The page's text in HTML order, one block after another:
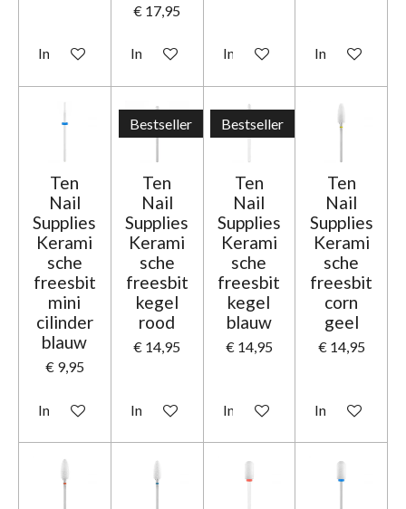
In winkelwagen
€ 17,95
In winkelwagenIn winkelwagenIn
Ten
Nail
Supplies
Kerami
sche
freesbit
mini
cilinder
blauw
€ 9,95
In winkelwagen
Bestseller
Ten
Nail
Supplies
Kerami
sche
freesbit
kegel
rood
€ 14,95
In winkelwagen
Bestseller
Ten
Nail
Supplies
Kerami
sche
freesbit
kegel
blauw
€ 14,95
In winkelwagen
Ten
Nail
Supplies
Kerami
sche
freesbit
corn
geel
€ 14,95
In